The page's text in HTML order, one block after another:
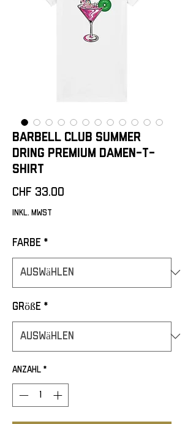
Barbell Club Summer
Dring Premium Damen-T-
Shirt
CHF 33.00
inkl. MwSt
Farbe *
Größe *
Anzahl *